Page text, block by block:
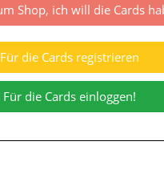
Shop, ich will die Cards
Für die Cards registrieren
Für die Cards einloggen!